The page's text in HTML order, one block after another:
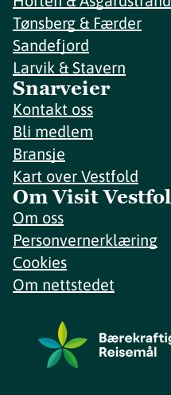
Tønsberg & Færder
Sandefjord
Larvik & Stavern
Snarveier
Kontakt oss
Bli medlem
Bransje
Kart over Vestfold
Om Visit
Om oss
Personvernerklæring
Cookies
Om nettstedet